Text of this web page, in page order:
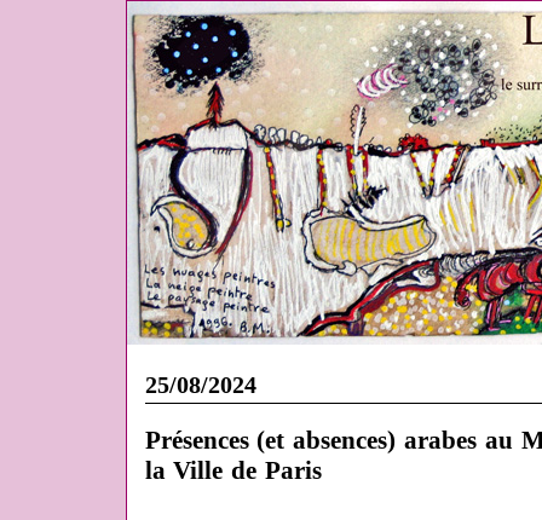
25/08/2024
Présences (et absences) arabes au
la Ville de Paris